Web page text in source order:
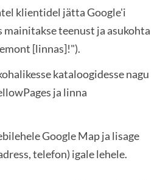
klientidel jätta Google'i
mainitakse teenust ja asukohta
[linnas]!").
kataloogidesse nagu
ja linna
Google Map ja lisage
telefon) igale lehele.